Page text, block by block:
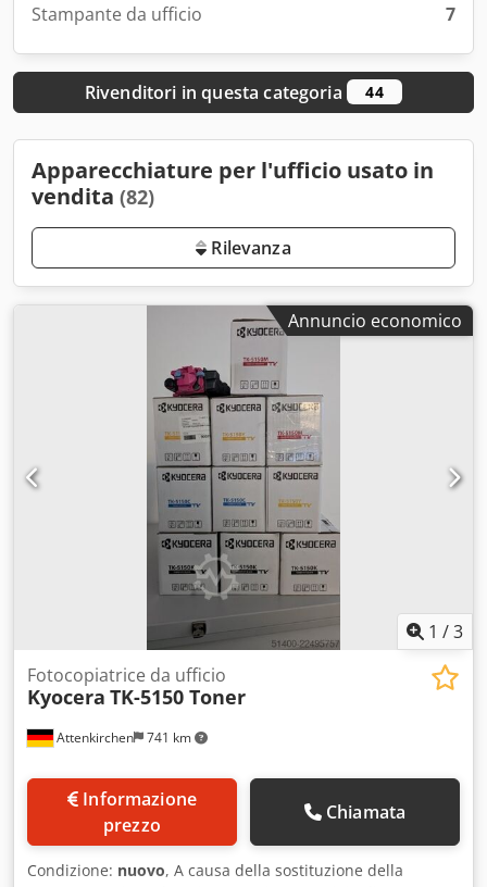
Stampante da ufficio
7
Rivenditori in questa categoria 44
Apparecchiature per l'ufficio usato in
vendita (82)
Rilevanza
Annuncio economico
1 /3
Attenkirchen 741 km
Fotocopiatrice da ufficio
Kyocera TK-5150 Toner
prezzo
Chiamata
Condizione: nuovo, A causa della sostituzione della